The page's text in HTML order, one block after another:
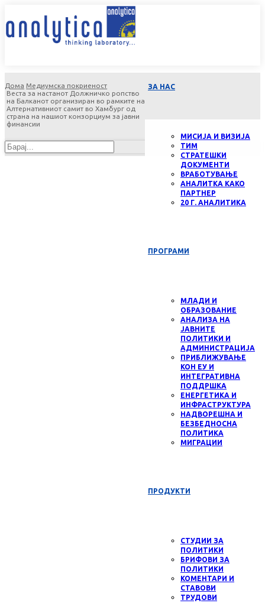
ЗА НАС
МИСИЈА И ВИЗИЈА
ТИМ
СТРАТЕШКИ
ДОКУМЕНТИ
ВРАБОТУВАЊЕ
АНАЛИТКА КАКО
ПАРТНЕР
20 Г. АНАЛИТИКА
ПРОГРАМИ
МЛАДИ И
ОБРАЗОВАНИЕ
АНАЛИЗА НА
ЈАВНИТЕ
ПОЛИТИКИ И
АДМИНИСТРАЦИЈА
ПРИБЛИЖУВАЊЕ
КОН ЕУ И
ИНТЕГРАТИВНА
ПОДДРШКА
ЕНЕРГЕТИКА И
ИНФРАСТРУКТУРА
НАДВОРЕШНА И
БЕЗБЕДНОСНА
ПОЛИТИКА
МИГРАЦИИ
ПРОДУКТИ
СТУДИИ ЗА
ПОЛИТИКИ
БРИФОВИ ЗА
ПОЛИТИКИ
КОМЕНТАРИ И
СТАВОВИ
ТРУДОВИ
Дома Медиумска покриеност
Веста за настанот Должничко ропство
на Балканот организиран во рамките на
Алтернативниот самит во Хамбург од
страна на нашиот конзорциум за јавни
финансии